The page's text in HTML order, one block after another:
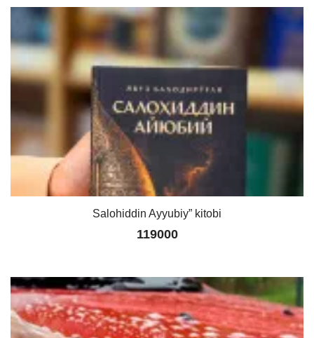
Salohiddin Ayyubiy” kitobi
119000